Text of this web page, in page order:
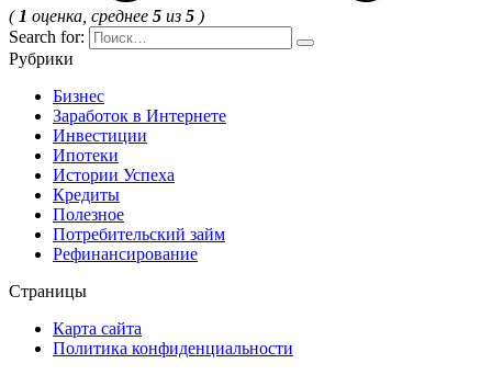
( 1 оценка, среднее 5 из 5 )
Search for:
Рубрики
Бизнес
Заработок в Интернете
Инвестиции
Ипотеки
Истории Успеха
Кредиты
Полезное
Потребительский займ
Рефинансирование
Страницы
Карта сайта
Политика конфиденциальности